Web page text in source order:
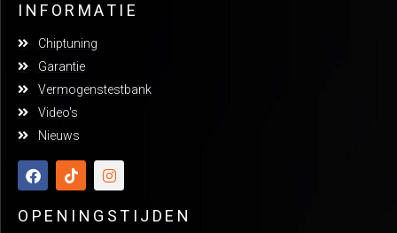
INFORMATIE
Chiptuning
Garantie
Vermogenstestbank
Video's
Nieuws
OPENINGSTIJDEN